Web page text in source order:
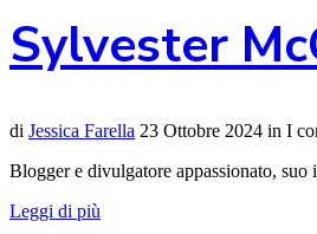
Sylvester
di Jessica Farella 23 Ottobre 2024 in I
Blogger e divulgatore appassionato,
Leggi di più